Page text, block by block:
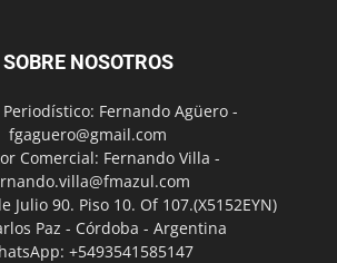
SOBRE NOSOTROS
Fernando Agüero -
fgaguero@gmail.com
Comercial: Fernando Villa -
Julio 90. Piso 10. Of 107.(X5152EYN)
Paz - Córdoba - Argentina
+5493541585147